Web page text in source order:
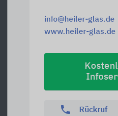
info@heiler-glas.de
www.heiler-glas.de
phone Rückruf